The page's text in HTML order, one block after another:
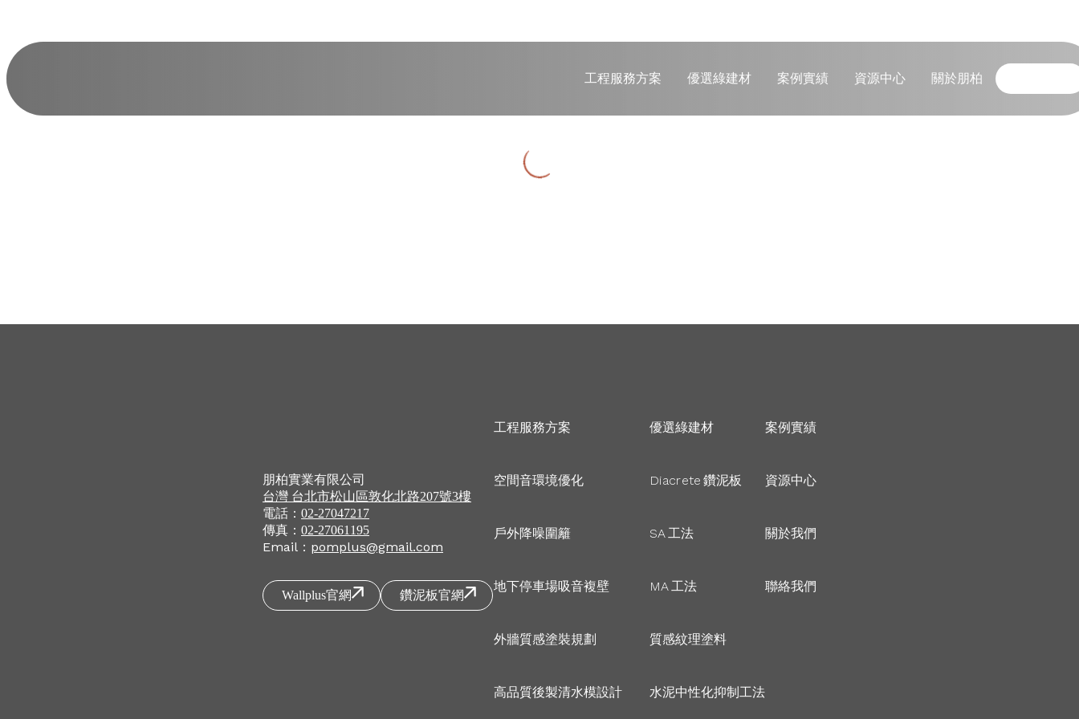
工程服務方案 優選綠建材 案例實績 資源中心 關於朋柏
朋柏實業有限公司
台灣 台北市松山區敦化北路207號3樓
電話：02-27047217
傳真：02-27061195
Email： pomplus@gmail.com
Wallplus官網 鑽泥板官網
工程服務方案
空間音環境優化
戶外降噪圍籬
地下停車場吸音複壁
外牆質感塗裝規劃
高品質後製清水模設計
優選綠建材
Diacrete 鑽泥板
SA 工法
MA 工法
質感紋理塗料
水泥中性化抑制工法
案例實績
資源中心
關於我們
聯絡我們